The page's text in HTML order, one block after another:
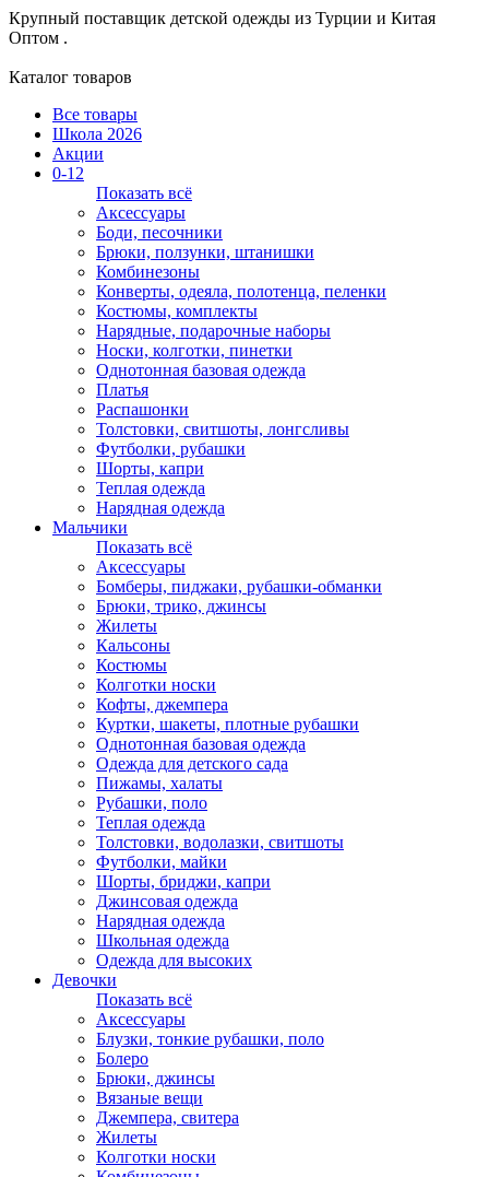
Крупный поставщик детской одежды из Турции и Китая
Оптом .
Каталог товаров
Все товары
Школа 2026
Акции
0-12
Показать всё
Аксессуары
Боди, песочники
Брюки, ползунки, штанишки
Комбинезоны
Конверты, одеяла, полотенца, пеленки
Костюмы, комплекты
Нарядные, подарочные наборы
Носки, колготки, пинетки
Однотонная базовая одежда
Платья
Распашонки
Толстовки, свитшоты, лонгсливы
Футболки, рубашки
Шорты, капри
Теплая одежда
Нарядная одежда
Мальчики
Показать всё
Аксессуары
Бомберы, пиджаки, рубашки-обманки
Брюки, трико, джинсы
Жилеты
Кальсоны
Костюмы
Колготки носки
Кофты, джемпера
Куртки, шакеты, плотные рубашки
Однотонная базовая одежда
Одежда для детского сада
Пижамы, халаты
Рубашки, поло
Теплая одежда
Толстовки, водолазки, свитшоты
Футболки, майки
Шорты, бриджи, капри
Джинсовая одежда
Нарядная одежда
Школьная одежда
Одежда для высоких
Девочки
Показать всё
Аксессуары
Блузки, тонкие рубашки, поло
Болеро
Брюки, джинсы
Вязаные вещи
Джемпера, свитера
Жилеты
Колготки носки